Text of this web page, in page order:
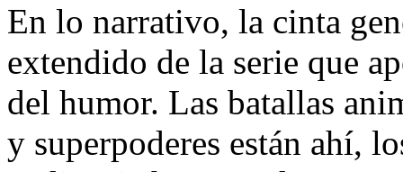
En lo narrativo, la cinta
extendido de la serie que
del humor. Las batallas
y superpoderes están ahí,